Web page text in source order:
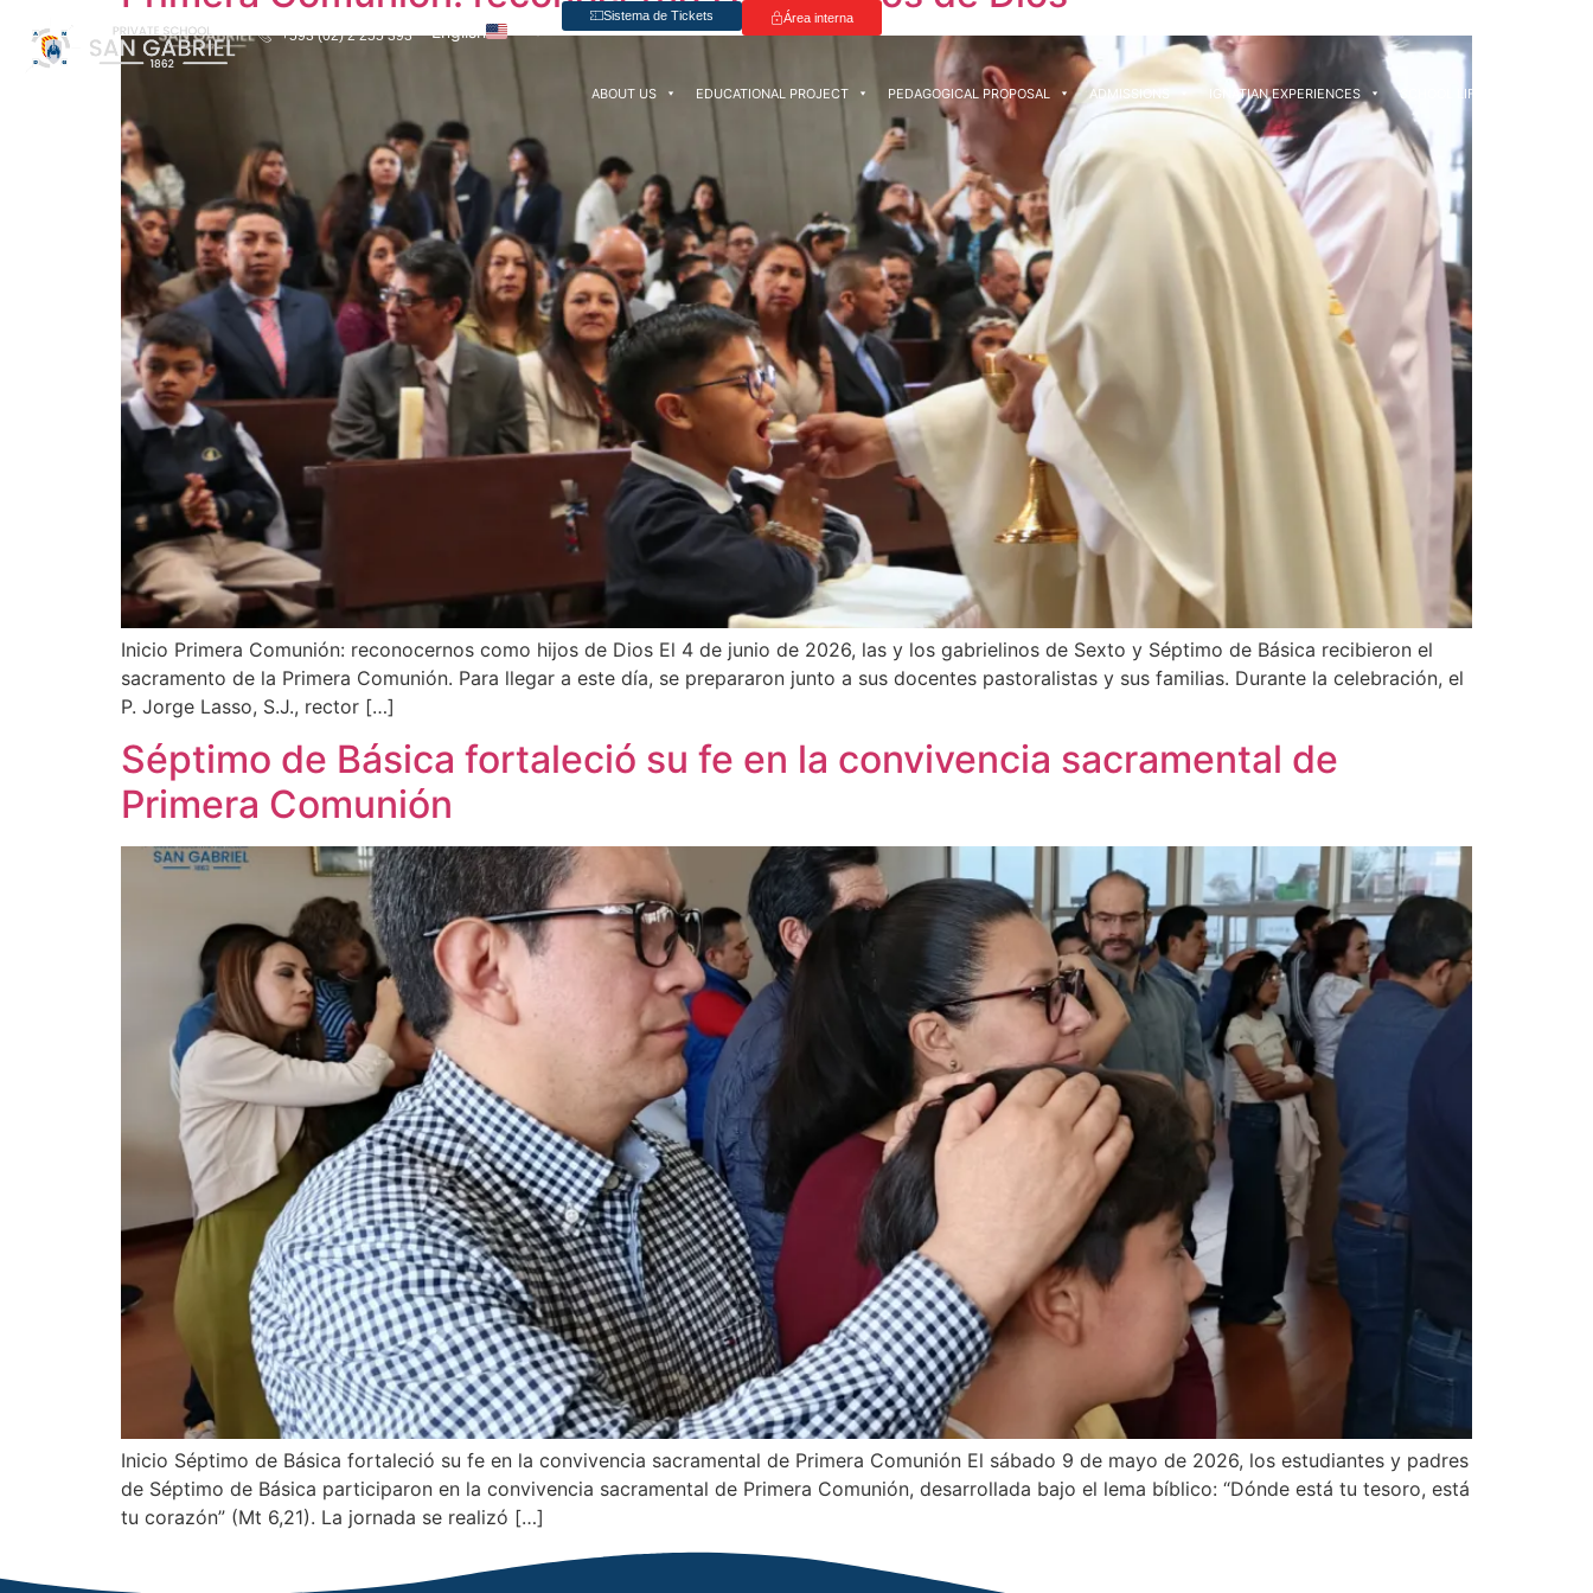
+593 (02) 2 255 393
English
Sistema de Tickets Área interna
ABOUT US EDUCATIONAL PROJECT PEDAGOGICAL PROPOSAL ADMISSIONS IGNATIAN EXPERIENCES SCHOOL LIFE
Inicio Primera Comunión: reconocernos como hijos de Dios El 4 de junio de 2026, las y los gabrielinos de Sexto y Séptimo de Básica recibieron el
sacramento de la Primera Comunión. Para llegar a este día, se prepararon junto a sus docentes pastoralistas y sus familias. Durante la celebración, el
P. Jorge Lasso, S.J., rector […]
Séptimo de Básica fortaleció su fe en la convivencia sacramental de
Primera Comunión
Inicio Séptimo de Básica fortaleció su fe en la convivencia sacramental de Primera Comunión El sábado 9 de mayo de 2026, los estudiantes y padres
de Séptimo de Básica participaron en la convivencia sacramental de Primera Comunión, desarrollada bajo el lema bíblico: “Dónde está tu tesoro, está
tu corazón” (Mt 6,21). La jornada se realizó […]